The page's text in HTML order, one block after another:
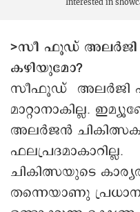
>സീ ഫൂഡ് അലർജി
കഴിയുമോ?
സീഫൂഡ് അലർജി
മാറ്റാനാകില്ല.
അലർജൻ
ഫലപ്രദമാകാറില്ല.
ചികിത്സയുടെ
തന്നെയാണു